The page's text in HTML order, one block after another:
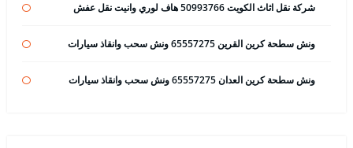
شركة نقل اثاث الكويت 50993766 هاف لوري وانيت نقل عفش
ونش سطحة كرين القرين 65557275 ونش سحب وانقاذ سيارات
ونش سطحة كرين العدان 65557275 ونش سحب وانقاذ سيارات